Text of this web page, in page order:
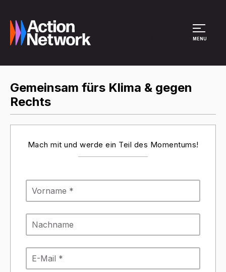
MENU
Gemeinsam fürs Klima & gegen
Rechts
Mach mit und werde ein Teil des Momentums!